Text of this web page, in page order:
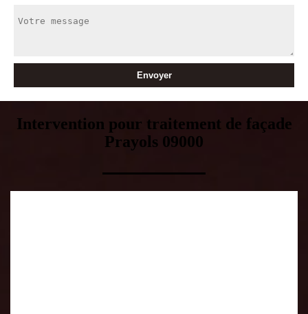
Intervention pour traitement de façade
Prayols 09000